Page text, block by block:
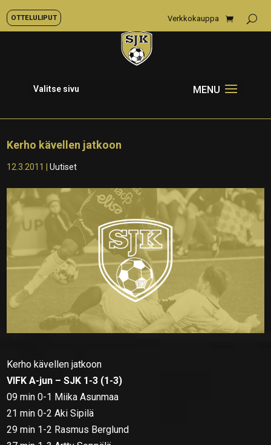
OTTELULIPUT Verkkokauppa
Valitse sivu
Kerho kävellen jatkoon
12.3.2011 |Uutiset
Kerho kävellen jatkoon
VIFK A-jun – SJK 1-3 (1-3)
09 min 0-1 Miika Asunmaa
21 min 0-2 Aki Sipilä
29 min 1-2 Rasmus Berglund